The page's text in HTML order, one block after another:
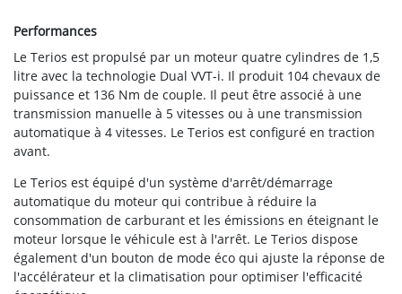
Performances
Le Terios est propulsé par un moteur quatre cylindres de 1,5
litre avec la technologie Dual VVT-i. Il produit 104 chevaux de
puissance et 136 Nm de couple. Il peut être associé à une
transmission manuelle à 5 vitesses ou à une transmission
automatique à 4 vitesses. Le Terios est configuré en traction
avant.
Le Terios est équipé d'un système d'arrêt/démarrage
automatique du moteur qui contribue à réduire la
consommation de carburant et les émissions en éteignant le
moteur lorsque le véhicule est à l'arrêt. Le Terios dispose
également d'un bouton de mode éco qui ajuste la réponse de
l'accélérateur et la climatisation pour optimiser l'efficacité